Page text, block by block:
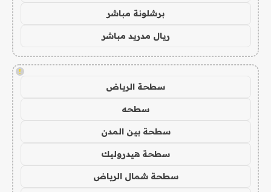
برشلونة مباشر
ريال مدريد مباشر
!
سطحة الرياض
سطحه
سطحة بين المدن
سطحة هيدروليك
سطحة شمال الرياض